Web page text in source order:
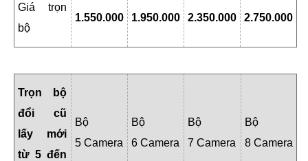
Giá trọn
bộ
1.550.000 1.950.000 2.350.000 2.750.000
Trọn bộ
đổi cũ
lấy mới
từ 5 đến
Bộ
5 Camera
Bộ
6 Camera
Bộ
7 Camera
Bộ
8 Camera